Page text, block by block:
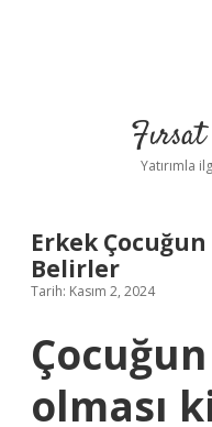
Yatırımla
Erkek
Belirler
Tarih: Kasım 2, 2024
olması